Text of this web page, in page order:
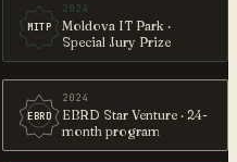
MITP
2024
Moldova IT Park ·
Special Jury Prize
EBRD
2024
EBRD Star Venture · 24-
month program